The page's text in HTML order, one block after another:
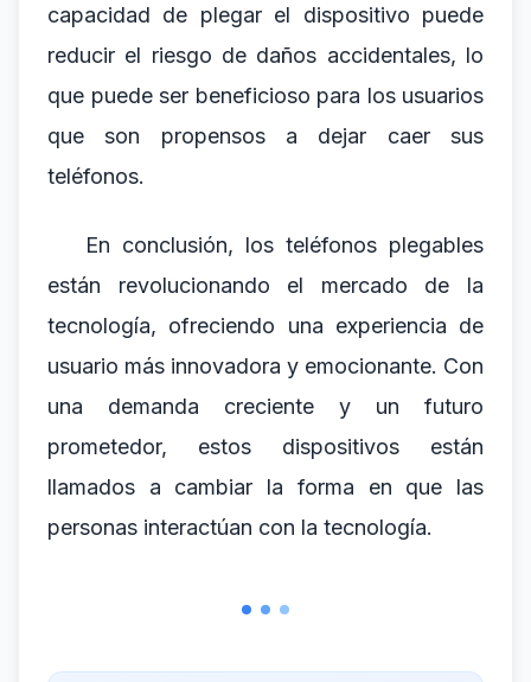
capacidad de plegar el dispositivo puede
reducir el riesgo de daños accidentales, lo
que puede ser beneficioso para los usuarios
que son propensos a dejar caer sus
teléfonos.
En conclusión, los teléfonos plegables
están revolucionando el mercado de la
tecnología, ofreciendo una experiencia de
usuario más innovadora y emocionante. Con
una demanda creciente y un futuro
prometedor, estos dispositivos están
llamados a cambiar la forma en que las
personas interactúan con la tecnología.